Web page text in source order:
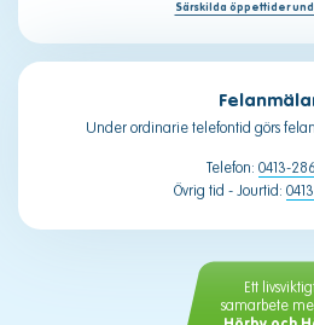
Ett
samarbete
Särskilda öppettider
Under ordinarie telefontid görs
Telefon: 0413-
Övrig tid - Jourtid: